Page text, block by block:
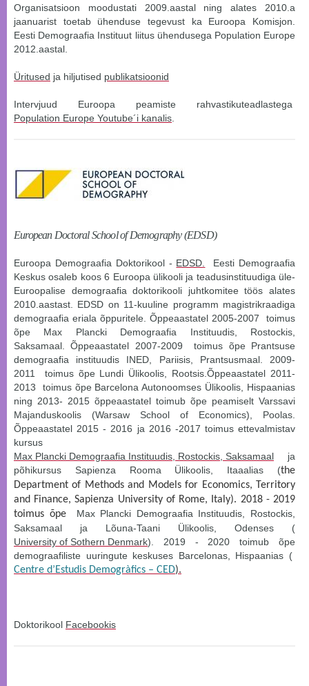
Organisatsioon moodustati 2009.aastal ning alates 2010.a
jaanuarist toetab ühenduse tegevust ka Euroopa Komisjon.
Eesti Demograafia Instituut liitus ühendusega Population Europe
2012.aastal.
Üritused ja hiljutised publikatsioonid
Intervjuud Euroopa peamiste rahvastikuteadlastega
Population Europe Youtube´i kanalis
European Doctoral School of Demography (EDSD)
Euroopa Demograafia Doktorikool - EDSD.
Eesti Demograafia
Keskus osaleb koos 6 Euroopa ülikooli ja teadusinstituudiga üle-
Euroopalise demograafia doktorikooli juhtkomitee töös alates
2010.aastast. EDSD on 11-kuuline programm magistrikraadiga
demograafia eriala õppuritele. Õppeaastatel 2005-2007 toimus
õpe Max Plancki Demograafia Instituudis, Rostockis,
Saksamaal. Õppeaastatel 2007-2009 toimus õpe Prantsuse
demograafia instituudis INED, Pariisis, Prantsusmaal. 2009-
2011 toimus õpe Lundi Ülikoolis, Rootsis.Õppeaastatel 2011-
2013 toimus õpe Barcelona Autonoomses Ülikoolis, Hispaanias
ning 2013- 2015 õppeaastatel toimub õpe peamiselt Varssavi
Majanduskoolis (Warsaw School of Economics), Poolas.
Õppeaastatel 2015 - 2016 ja 2016 -2017 toimus ettevalmistav
kursus
Max Plancki Demograafia Instituudis, Rostockis, Saksamaal ja
põhikursus Sapienza Rooma Ülikoolis, Itaaalias (the
Department of Methods and Models for Economics, Territory
and Finance, Sapienza University of Rome, Italy). 2018 - 2019
toimus õpe
Max Plancki Demograafia Instituudis, Rostockis,
Saksamaal ja Lõuna-Taani Ülikoolis, Odenses (
University of Sothern Denmark). 2019 - 2020 toimub õpe
demograafiliste uuringute keskuses Barcelonas, Hispaanias (
Centre d’Estudis Demogràfics – CED).
Doktorikool Facebookis